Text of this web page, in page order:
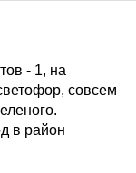
- 1, на
совсем
в район